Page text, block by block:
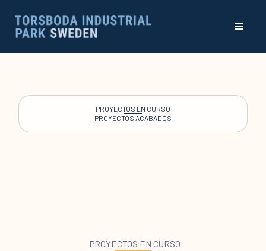
PROYECTOS EN CURSO
PROYECTOS ACABADOS
PROYECTOS EN CURSO